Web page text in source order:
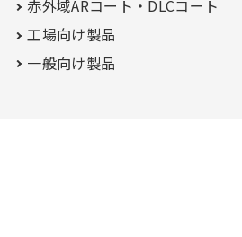
赤外域ARコート・ DLCコート
工場向け製品
一般向け製品